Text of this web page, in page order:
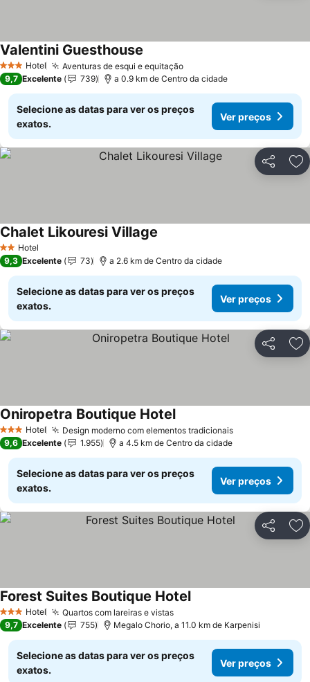
3 EstrelasHotel Aventuras de esqui e equitação
Valentini Guesthouse
9,7 Excelente 739 a 0.9 km de Centro da cidade
Selecione as datas para ver os preços
exatos.
Ver preços
Partilhar
2 Estrelas
Hotel
Chalet Likouresi Village
9,3 Excelente 73 a 2.6 km de Centro da cidade
Selecione as datas para ver os preços
exatos.
Ver preços
Partilhar
3 EstrelasHotel Design moderno com elementos tradicionais
Oniropetra Boutique Hotel
9,6 Excelente 1.955 a 4.5 km de Centro da cidade
Selecione as datas para ver os preços
exatos.
Ver preços
Partilhar
3 EstrelasHotel Quartos com lareiras e vistas
Forest Suites Boutique Hotel
9,7 Excelente 755 Megalo Chorio, a 11.0 km de Karpenisi
Selecione as datas para ver os preços
exatos.
Ver preços